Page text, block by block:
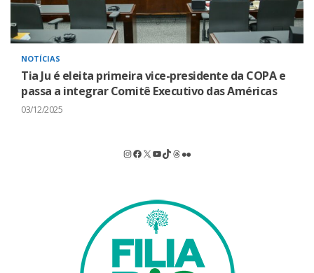
NOTÍCIAS
Tia Ju é eleita primeira vice-presidente da COPA e
passa a integrar Comitê Executivo das Américas
03/12/2025
Instagram
Facebook
X Youtube
TikTok
Threads
Flickr